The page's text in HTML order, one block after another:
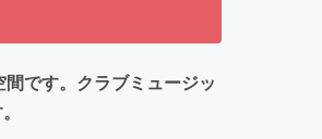
です。クラブミュージッ